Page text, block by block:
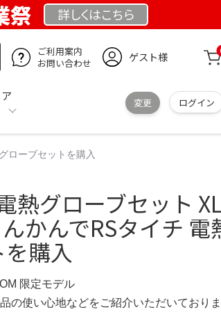
祭 詳しくはこちら
ご利用案内
お問い合わせ
ゲスト様
変更 ログイン
ローブセットを購入
熱グローブセット
かんでRSタイチ 電
購入
限定モデル
の使い心地などをご紹介いただいておりま